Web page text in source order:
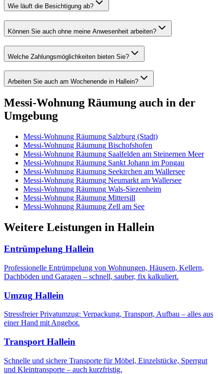
Wie läuft die Besichtigung ab?
Können Sie auch ohne meine Anwesenheit arbeiten?
Welche Zahlungsmöglichkeiten bieten Sie?
Arbeiten Sie auch am Wochenende in Hallein?
Messi-Wohnung Räumung auch in der
Umgebung
Messi-Wohnung Räumung Salzburg (Stadt)
Messi-Wohnung Räumung Bischofshofen
Messi-Wohnung Räumung Saalfelden am Steinernen Meer
Messi-Wohnung Räumung Sankt Johann im Pongau
Messi-Wohnung Räumung Seekirchen am Wallersee
Messi-Wohnung Räumung Neumarkt am Wallersee
Messi-Wohnung Räumung Wals-Siezenheim
Messi-Wohnung Räumung Mittersill
Messi-Wohnung Räumung Zell am See
Weitere Leistungen in Hallein
Entrümpelung Hallein
Professionelle Entrümpelung von Wohnungen, Häusern, Kellern,
Dachböden und Garagen – schnell, sauber, fix kalkuliert.
Umzug Hallein
Stressfreier Privatumzug: Verpackung, Transport, Aufbau – alles aus
einer Hand mit Angebot.
Transport Hallein
Schnelle und sichere Transporte für Möbel, Einzelstücke, Sperrgut
und Kleintransporte – auch kurzfristig.